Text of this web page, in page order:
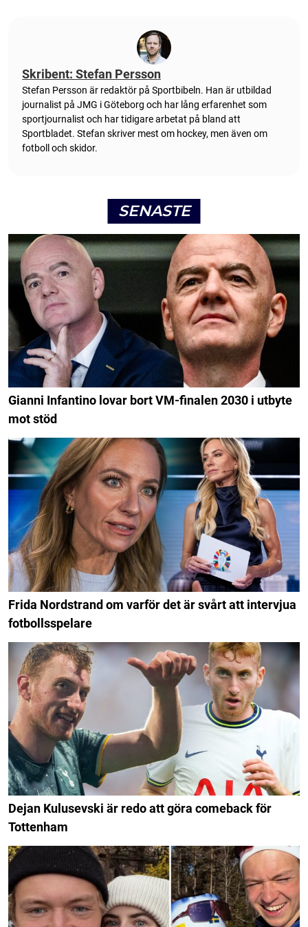
Skribent: Stefan Persson
Stefan Persson är redaktör på Sportbibeln. Han är utbildad
journalist på JMG i Göteborg och har lång erfarenhet som
sportjournalist och har tidigare arbetat på bland att
Sportbladet. Stefan skriver mest om hockey, men även om
fotboll och skidor.
SENASTE
Gianni Infantino lovar bort VM-finalen 2030 i utbyte
mot stöd
Frida Nordstrand om varför det är svårt att intervjua
fotbollsspelare
Dejan Kulusevski är redo att göra comeback för
Tottenham